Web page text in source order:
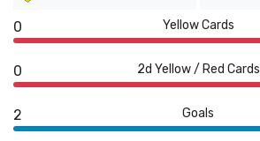
0 Yellow Cards
0 2d Yellow / Red Cards
2 Goals